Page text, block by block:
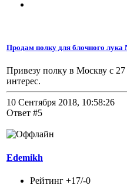
Продам полку для блочного лука
Привезу полку в Москву с 27
интерес.
10 Сентября 2018, 10:58:26
Ответ #5
Edemikh
Рейтинг +17/-0